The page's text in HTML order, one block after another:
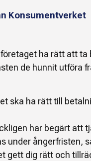
Konsumentverket
företaget ha rätt att ta
de hunnit utföra
ska ha rätt till
har begärt att
under ångerfristen,
gett dig rätt och